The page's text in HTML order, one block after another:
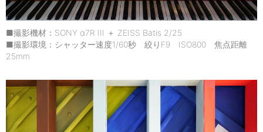
■撮影機材：SONY α7R III ＋ ZEISS Batis 2/25
■撮影環境：シャッター速度1/60秒 絞りF9 ISO800 焦点距離
25mm